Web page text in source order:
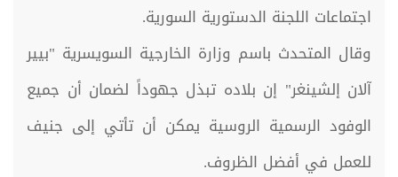
اجتماعات اللجنة الدستورية السورية.
وقال المتحدث باسم وزارة الخارجية السويسرية "بيير
آلان إلشينغر" إن بلاده تبذل جهوداً لضمان أن جميع
الوفود الرسمية الروسية يمكن أن تأتي إلى جنيف
للعمل في أفضل الظروف.